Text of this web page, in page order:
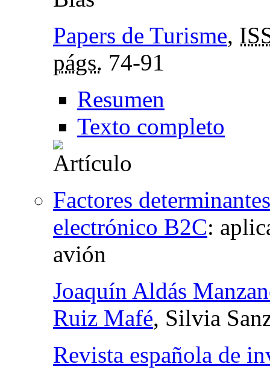
Papers de Turisme,
págs. 74-91
Resumen
Texto completo
Factores
electrónico B2C:
avión
Joaquín Aldás
Ruiz Mafé, Silvia
Revista española de